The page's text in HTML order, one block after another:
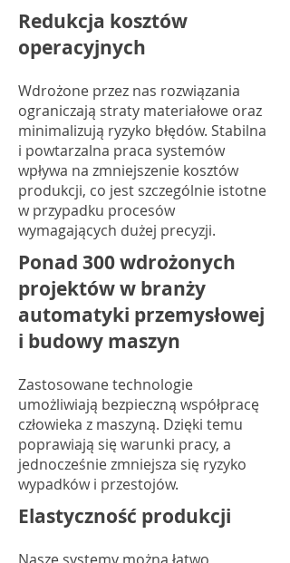
Redukcja kosztów
operacyjnych
Wdrożone przez nas rozwiązania
ograniczają straty materiałowe oraz
minimalizują ryzyko błędów. Stabilna
i powtarzalna praca systemów
wpływa na zmniejszenie kosztów
produkcji, co jest szczególnie istotne
w przypadku procesów
wymagających dużej precyzji.
Ponad 300 wdrożonych
projektów w branży
automatyki przemysłowej
i budowy maszyn
Zastosowane technologie
umożliwiają bezpieczną współpracę
człowieka z maszyną. Dzięki temu
poprawiają się warunki pracy, a
jednocześnie zmniejsza się ryzyko
wypadków i przestojów.
Elastyczność produkcji
Nasze systemy można łatwo